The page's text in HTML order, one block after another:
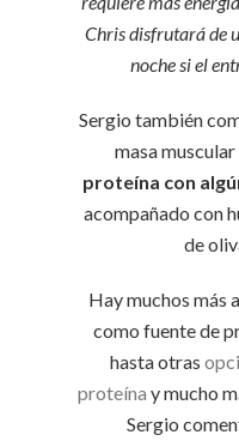
Chris disfrutará de
noche si el
Sergio también
masa muscular
proteína con
acompañado con
de
Hay muchos más
como fuente de
hasta otras
proteína y mucho
Sergio